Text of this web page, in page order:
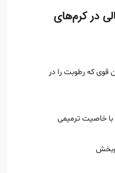
در کرم‌های
قوی که رطوبت را در
با خاصیت ترمیمی